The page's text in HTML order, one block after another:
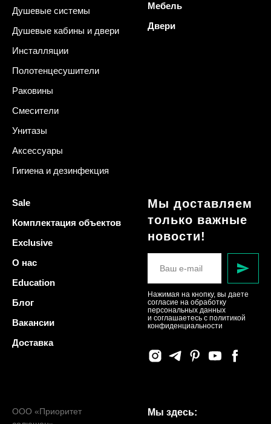
Душевые системы
Душевые кабины и двери
Инсталляции
Полотенцесушители
Раковины
Смесители
Унитазы
Аксессуары
Гигиена и дезинфекция
Мебель
Двери
Sale
Комплектация объектов
Exclusive
О нас
Education
Блог
Вакансии
Доставка
Мы доставляем
только важные
новости!
Нажимая на кнопку, вы даете
согласие на обработку
персональных данных
и соглашаетесь c политикой
конфиденциальности
ООО «Приоритет
Мы здесь: